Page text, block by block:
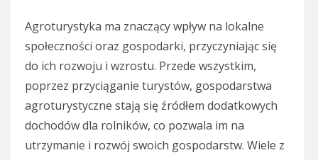
Agroturystyka ma znaczący wpływ na lokalne
społeczności oraz gospodarki, przyczyniając się
do ich rozwoju i wzrostu. Przede wszystkim,
poprzez przyciąganie turystów, gospodarstwa
agroturystyczne stają się źródłem dodatkowych
dochodów dla rolników, co pozwala im na
utrzymanie i rozwój swoich gospodarstw. Wiele z